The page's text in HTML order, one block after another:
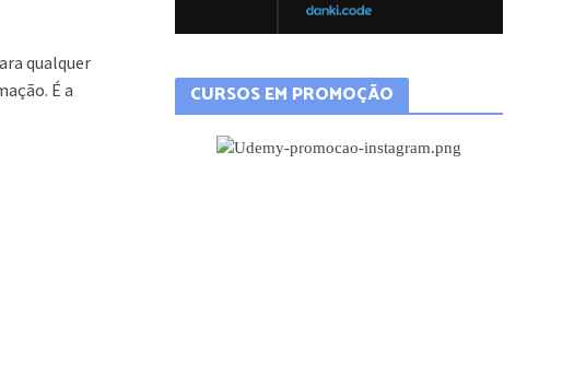
qualquer
É a
CURSOS EM PROMOÇÃO